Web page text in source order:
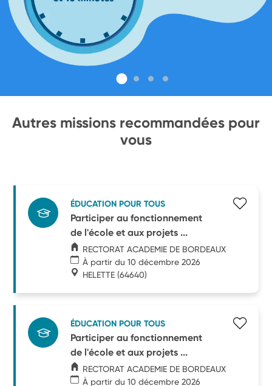
Autres missions recommandées pour
vous
ÉDUCATION POUR TOUS
Participer au fonctionnement
de l'école et aux projets ...
RECTORAT ACADEMIE DE BORDEAUX
À partir du 10 décembre 2026
HELETTE (64640)
ÉDUCATION POUR TOUS
Participer au fonctionnement
de l'école et aux projets ...
RECTORAT ACADEMIE DE BORDEAUX
À partir du 10 décembre 2026